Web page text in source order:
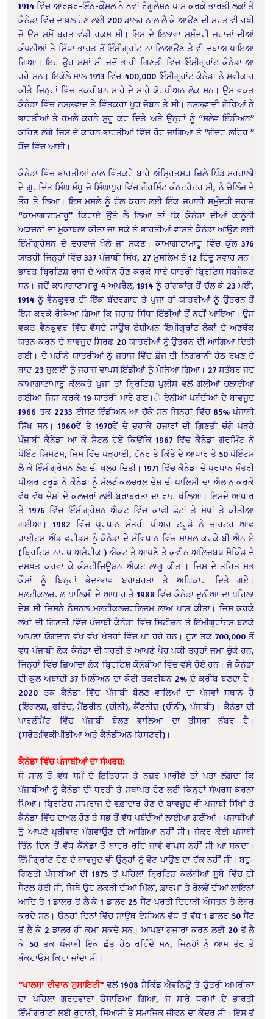
1914 ਵਿੱਚ ਆਰਡਰ-ਇੰਨ-ਕੌਂਸਲ ਨੇ ਨਵਾਂ ਰੈਗੂਲੇਸ਼ਨ ਪਾਸ ਕਰਕੇ ਭਾਰਤੀ ਲੋਕਾਂ ਤੇ
ਕੈਨੇਡਾ ਵਿੱਚ ਦਾਖ਼ਲ ਹੋਣ ਲਈ 200 ਡਾਲਰ ਨਾਲ ਲੈ ਕੇ ਆਉਣ ਦੀ ਸ਼ਰਤ ਵੀ ਰਖੀ
ਜੋ ਉਸ ਸਮੇਂ ਬਹੁਤ ਵੱਡੀ ਰਕਮ ਸੀ। ਇਸ ਦੇ ਇਲਾਵਾ ਸਮੁੰਦਰੀ ਜਹਾਜ਼ਾਂ ਦੀਆਂ
ਕੰਪਨੀਆਂ ਤੇ ਸਿੱਧਾ ਭਾਰਤ ਤੋਂ ਇੰਮੀਗ੍ਰਾਂਟ ਨਾ ਲਿਆਉਣ ਤੇ ਵੀ ਦਬਾਅ ਪਾਇਆ
ਗਿਆ। ਇਹ ਉਹ ਸਮਾਂ ਸੀ ਜਦੋਂ ਭਾਰੀ ਗਿਣਤੀ ਵਿੱਚ ਇੰਮੀਗ੍ਰਾਂਟ ਕੈਨੇਡਾ ਆ
ਰਹੇ ਸਨ। ਇਕੱਲੇ ਸਾਲ 1913 ਵਿੱਚ 400,000 ਇੰਮੀਗ੍ਰਾਂਟ ਕੈਨੇਡਾ ਨੇ ਸਵੀਕਾਰ
ਕੀਤੇ ਜਿਨ੍ਹਾਂ ਵਿੱਚ ਤਕਰੀਬਨ ਸਾਰੇ ਦੇ ਸਾਰੇ ਯੋਰਪੀਅਨ ਲੋਕ ਸਨ। ਉਸ ਵਕਤ
ਕੈਨੇਡਾ ਵਿੱਚ ਨਸਲਵਾਦ ਤੇ ਵਿੱਤਕਰਾ ਪੁਰ ਜੋਬਨ ਤੇ ਸੀ। ਨਸਲਵਾਦੀ ਗੋਰਿਆਂ ਨੇ
ਭਾਰਤੀਆਂ ਤੇ ਹਮਲੇ ਕਰਨੇ ਸ਼ੁਰੂ ਕਰ ਦਿਤੇ ਅਤੇ ਉਨ੍ਹਾਂ ਨੂੰ “ਸਲੇਵ ਇੰਡੀਅਨ”
ਕਹਿਣ ਲੱਗੇ ਜਿਸ ਦੇ ਕਾਰਨ ਭਾਰਤੀਆਂ ਵਿੱਚ ਰੋਹ ਜਾਗਿਆ ਤੇ “ਗੱਦਰ ਲਹਿਰ ”
ਹੋਂਦ ਵਿੱਚ ਆਈ।
ਕੈਨੇਡਾ ਵਿੱਚ ਭਾਰਤੀਆਂ ਨਾਲ ਵਿੱਤਕਰੇ ਬਾਰੇ ਅੰਮ੍ਰਿਤਸਰ ਜ਼ਿਲੇ ਪਿੰਡ ਸਰਹਾਲੀ
ਦੇ ਗੁਰਦਿੱਤ ਸਿੰਘ ਸੰਧੂ ਜੋ ਸਿੰਘਾਪੁਰ ਵਿੱਚ ਗੌਰਮਿੰਟ ਕੰਨਟਰੈਟਰ ਸੀ, ਨੇ ਚੈਲਿੰਜ ਦੇ
ਤੌਰ ਤੇ ਲਿਆ। ਇਸ ਮਸਲੇ ਨੂੰ ਹੱਲ ਕਰਨ ਲਈ ਇੱਕ ਜਪਾਨੀ ਸਮੁੰਦਰੀ ਜਹਾਜ਼
“ਕਾਮਾਗਾਟਾਮਾਰੂ” ਕਿਰਾਏ ਉਤੇ ਲੈ ਲਿਆ ਤਾਂ ਕਿ ਕੈਨੇਡਾ ਦੀਆਂ ਕਾਨੂੰਨੀ
ਅੜਚਨਾਂ ਦਾ ਮੁਕਾਬਲਾ ਕੀਤਾ ਜਾ ਸਕੇ ਤੇ ਭਾਰਤੀਆਂ ਵਾਸਤੇ ਕੈਨੇਡਾ ਆਉਣ ਲਈ
ਇੰਮੀਗ੍ਰੇਸ਼ਨ ਦੇ ਦਰਵਾਜ਼ੇ ਖੋਲੇ ਜਾ ਸਕਣ। ਕਾਮਾਗਾਟਾਮਾਰੂ ਵਿੱਚ ਕੁੱਲ 376
ਯਾਤਰੀ ਜਿਨ੍ਹਾਂ ਵਿੱਚ 337 ਪੰਜਾਬੀ ਸਿੱਖ, 27 ਮੁਸਲਿਮ ਤੇ 12 ਹਿੰਦੂ ਸਵਾਰ ਸਨ।
ਭਾਰਤ ਬ੍ਰਿਟਿਸ਼ ਰਾਜ ਦੇ ਅਧੀਨ ਹੋਣ ਕਰਕੇ ਸਾਰੇ ਯਾਤਰੀ ਬ੍ਰਿਟਿਸ਼ ਸਬਜੈਕਟ
ਸਨ। ਜਦੋਂ ਕਾਮਾਗਾਟਾਮਾਰੂ 4 ਅਪਰੈਲ, 1914 ਨੂੰ ਹਾਂਗਕਾਂਗ ਤੋਂ ਚੱਲ ਕੇ 23 ਮਈ,
1914 ਨੂੰ ਵੈਨਕੂਵਰ ਦੀ ਇੱਕ ਬੰਦਰਗਾਹ ਤੇ ਪੁਜਾ ਤਾਂ ਯਾਤਰੀਆਂ ਨੂੰ ਉਤਰਨ ਤੋਂ
ਇਸ ਕਰਕੇ ਰੋਕਿਆ ਗਿਆ ਕਿ ਜਹਾਜ਼ ਸਿੱਧਾ ਇੰਡੀਆਂ ਤੋਂ ਨਹੀਂ ਆਇਆ। ਉਸ
ਵਕਤ ਵੈਨਕੂਵਰ ਵਿੱਚ ਵੱਸਦੇ ਸਾਊਥ ਏਸ਼ੀਅਨ ਇੰਮੀਗ੍ਰਾਂਟ ਲੋਕਾਂ ਦੇ ਅਣਥੱਕ
ਯਤਨ ਕਰਨ ਦੇ ਬਾਵਜੂਦ ਸਿਰਫ਼ 20 ਯਾਤਰੀਆਂ ਨੂੰ ਉਤਰਨ ਦੀ ਆਗਿਆ ਦਿਤੀ
ਗਈ। ਦੋ ਮਹੀਨੇ ਯਾਤਰੀਆਂ ਨੂੰ ਜਹਾਜ਼ ਵਿੱਚ ਫ਼ੌਜ ਦੀ ਨਿਗਰਾਨੀ ਹੇਠ ਰਖਣ ਦੇ
ਬਾਦ 23 ਜੁਲਾਈ ਨੂੰ ਜਹਾਜ਼ ਵਾਪਸ ਇੰਡੀਆਂ ਨੂੰ ਮੋੜਿਆ ਗਿਆ। 27 ਸਤੰਬਰ ਜਦ
ਕਾਮਾਗਾਟਾਮਾਰੂ ਕੱਲਕਤੇ ਪੁਜਾ ਤਾਂ ਬ੍ਰਿਟਿਸ਼ ਪੁਲੀਸ ਵਲੋਂ ਗੋਲੀਆਂ ਚਲਾਈਆ
ਗਈਆ ਜਿਸ ਕਰਕੇ 19 ਯਾਤਰੀ ਮਾਰੇ ਗੲ।ੇ ਏਨੀਆਂ ਪਬੰਦੀਆਂ ਦੇ ਬਾਵਜੂਦ
1966 ਤਕ 2233 ਈਸਟ ਇੰਡੀਅਨ ਆ ਚੁੱਕੇ ਸਨ ਜਿਨ੍ਹਾਂ ਵਿੱਚ 85% ਪੰਜਾਬੀ
ਸਿੱਖ ਸਨ। 1960ਵੇਂ ਤੇ 1970ਵੇਂ ਦੇ ਦਹਾਕੇ ਹਜ਼ਾਰਾਂ ਦੀ ਗਿਣਤੀ ਚੰਗੇ ਪੜ੍ਹੇ
ਪੰਜਾਬੀ ਕੈਨੇਡਾ ਆ ਕੇ ਸੈਟਲ ਹੋਏ ਕਿਉਂਕਿ 1967 ਵਿੱਚ ਕੈਨੇਡਾ ਗੋਰਮਿੰਟ ਨੇ
ਪੋਇੰਟ ਸਿਸਟਮ, ਜਿਸ ਵਿੱਚ ਪੜ੍ਹਾਈ, ਹੁੱਨਰ ਤੇ ਕਿੱਤੇ ਦੇ ਆਧਾਰ ਤੇ 50 ਪੋਇੰਟਸ
ਲੈ ਕੇ ਇੰਮੀਗ੍ਰੇਸ਼ਨ ਲੈਣ ਦੀ ਖੁਲ੍ਹ ਦਿਤੀ। 1971 ਵਿੱਚ ਕੈਨੇਡਾ ਦੇ ਪ੍ਰਧਾਨ ਮੰਤਰੀ
ਪੀਅਰ ਟਰੂਡੋ ਨੇ ਕੈਨੇਡਾ ਨੂੰ ਮੱਲਟੀਕਲਚਰਲ ਦੇਸ਼ ਦੀ ਪਾਲਿਸੀ ਦਾ ਐਲਾਨ ਕਰਕੇ
ਵੱਖ ਵੱਖ ਦੇਸ਼ਾਂ ਦੇ ਕਲਚਰਾਂ ਲਈ ਬਰਾਬਰਤਾ ਦਾ ਰਾਹ ਖੋਲਿਆ। ਇਸਦੇ ਆਧਾਰ
ਤੇ 1976 ਵਿੱਚ ਇੰਮੀਗ੍ਰੇਸ਼ਨ ਐਕਟ ਵਿੱਚ ਕਾਫ਼ੀ ਛੋਟਾਂ ਤੇ ਸੋਧਾਂ ਤੇ ਕੀਤੀਆ
ਗਈਆ। 1982 ਵਿੱਚ ਪ੍ਰਧਾਨ ਮੰਤਰੀ ਪੀਅਰ ਟਰੂਡੋ ਨੇ ਚਾਰਟਰ ਆਫ਼
ਰਾਈਟਸ ਐਂਡ ਫਰੀਡਮ ਨੂੰ ਕੈਨੇਡਾ ਦੇ ਸੰਵਿਧਾਨ ਵਿੱਚ ਸ਼ਾਮਲ ਕਰਕੇ ਬੀ ਐਨ ਏ
(ਬ੍ਰਿਟਿਸ਼ ਨਾਰਥ ਅਮੇਰੀਕਾ) ਐਕਟ ਤੇ ਆਪਣੇ ਤੇ ਕੁਵੀਨ ਅਲਿਜ਼ਬਥ ਸੈਕਿੰਡ ਦੇ
ਦਸਖ਼ਤ ਕਰਵਾ ਕੇ ਕੰਸਟੀਚਿਊਸ਼ਨ ਐਕਟ ਲਾਗੂ ਕੀਤਾ। ਜਿਸ ਦੇ ਤਹਿਤ ਸਭ
ਕੌਮਾਂ ਨੂੰ ਬਿਨ੍ਹਾਂ ਭੇਦ-ਭਾਵ ਬਰਾਬਰਤਾ ਤੇ ਅਧਿਕਾਰ ਦਿਤੇ ਗਏ।
ਮਲਟੀਕਲਚਰਲ ਪਾਲਿਸੀ ਦੇ ਆਧਾਰ ਤੇ 1988 ਵਿੱਚ ਕੈਨੇਡਾ ਦੁਨੀਆ ਦਾ ਪਹਿਲਾ
ਦੇਸ਼ ਸੀ ਜਿਸਨੇ ਨੈਸ਼ਨਲ ਮਲਟੀਕਲਚਰਲਿਜ਼ਮ ਲਾਅ ਪਾਸ ਕੀਤਾ। ਜਿਸ ਕਰਕੇ
ਲੱਖਾਂ ਦੀ ਗਿਣਤੀ ਵਿੱਚ ਪੰਜਾਬੀ ਕੈਨੇਡਾ ਵਿੱਚ ਸਿਟੀਜ਼ਨ ਤੇ ਇੰਮੀਗ੍ਰਾਂਟਸ ਬਣਕੇ
ਆਪਣਾ ਯੋਗਦਾਨ ਵੱਖ ਵੱਖ ਖੇਤਰਾਂ ਵਿੱਚ ਪਾ ਰਹੇ ਹਨ। ਹੁਣ ਤਕ 700,000 ਤੋਂ
ਵੱਧ ਪੰਜਾਬੀ ਲੋਕ ਕੈਨੇਡਾ ਦੀ ਧਰਤੀ ਤੇ ਆਪਣੇ ਪੈਰ ਪਕੀ ਤਰ੍ਹਾਂ ਜਮਾ ਚੁੱਕੇ ਹਨ,
ਜਿਨ੍ਹਾਂ ਵਿੱਚ ਜ਼ਿਆਦਾ ਲੋਕ ਬ੍ਰਿਟਿਸ਼ ਕੋਲੰਬੀਆ ਵਿੱਚ ਵੱਸੇ ਹੋਏ ਹਨ। ਜੋ ਕੈਨੇਡਾ
ਦੀ ਕੁਲ ਅਬਾਦੀ 37 ਮਿਲੀਅਨ ਦਾ ਕੋਈ ਤਕਰੀਬਨ 2% ਦੇ ਕਰੀਬ ਬਣਦਾ ਹੈ।
2020 ਤਕ ਕੈਨੇਡਾ ਵਿੱਚ ਪੰਜਾਬੀ ਬੋਲਣ ਵਾਲਿਆਂ ਦਾ ਪੰਜਵਾਂ ਸਥਾਨ ਹੈ
(ਇੰਗਲਸ਼, ਫਰਿੰਚ, ਮੈਂਡਰੀਨ (ਚੀਨੀ), ਕੈਂਟਨੀਜ਼ (ਚੀਨੀ), ਪੰਜਾਬੀ)। ਕੈਨੇਡਾ ਦੀ
ਪਾਰਲੀਮੈਂਟ ਵਿੱਚ ਪੰਜਾਬੀ ਬੋਲਣ ਵਾਲਿਆ ਦਾ ਤੀਸਰਾ ਨੰਬਰ ਹੈ।
(ਸਰੋਤ:ਵਿਕੀਪੀਡੀਆ ਅਤੇ ਕੈਨੇਡੀਅਨ ਹਿਸਟਰੀ)।
ਕੈਨੇਡਾ ਵਿੱਚ ਪੰਜਾਬੀਆਂ ਦਾ ਸੰਘਰਸ਼:
ਸੌ ਸਾਲ ਤੋਂ ਵੱਧ ਸਮੇਂ ਦੇ ਇਤਿਹਾਸ ਤੇ ਨਜ਼ਰ ਮਾਰੀਏ ਤਾਂ ਪਤਾ ਲੱਗਦਾ ਕਿ
ਪੰਜਾਬੀਆਂ ਨੂੰ ਕੈਨੇਡਾ ਦੀ ਧਰਤੀ ਤੇ ਸਥਾਪਤ ਹੋਣ ਲਈ ਕਿਨ੍ਹਾਂ ਸੰਘਰਸ਼ ਕਰਨਾ
ਪਿਆ। ਬ੍ਰਿਟਿਸ਼ ਸਾਮਰਾਜ ਦੇ ਵਫ਼ਾਦਾਰ ਹੋਣ ਦੇ ਬਾਵਜੂਦ ਵੀ ਪੰਜਾਬੀ ਸਿੱਖਾਂ ਤੇ
ਕੈਨੇਡਾ ਵਿੱਚ ਦਾਖ਼ਲ ਹੋਣ ਤੇ ਸਭ ਤੋਂ ਵੱਧ ਪਬੰਦੀਆਂ ਲਾਈਆ ਗਈਆਂ। ਪੰਜਾਬੀਆਂ
ਨੂੰ ਆਪਣੇ ਪ੍ਰੀਵਾਰ ਮੰਗਵਾਉਣ ਦੀ ਆਗਿਆ ਨਹੀਂ ਸੀ। ਜੇਕਰ ਕੋਈ ਪੰਜਾਬੀ
ਤਿੰਨ ਦਿਨ ਤੋਂ ਵੱਧ ਕੈਨੇਡਾ ਤੋਂ ਬਾਹਰ ਰਹਿ ਜਾਵੇ ਵਾਪਸ ਨਹੀਂ ਸੀ ਆ ਸਕਦਾ।
ਇੰਮੀਗ੍ਰਾਂਟ ਹੋਣ ਦੇ ਬਾਵਜੂਦ ਵੀ ਉਨ੍ਹਾਂ ਨੂੰ ਵੋਟ ਪਾਉਣ ਦਾ ਹੱਕ ਨਹੀਂ ਸੀ। ਬਹੁ-
ਗਿਣਤੀ ਪੰਜਾਬੀਆਂ ਦੀ 1975 ਤੋਂ ਪਹਿਲਾਂ ਬ੍ਰਿਟਿਸ਼ ਕੋਲੰਬੀਆਂ ਸੂਬੇ ਵਿੱਚ ਹੀ
ਸੈਟਲ ਹੋਈ ਸੀ, ਜਿਥੇ ਉਹ ਲਕੜੀ ਦੀਆਂ ਮਿੱਲਾਂ, ਫ਼ਾਰਮਾਂ ਤੇ ਰੇਲਵੇਂ ਦੀਆਂ ਲਾਇਨਾਂ
ਆਦਿ ਤੇ 1 ਡਾਲਰ ਤੋਂ ਲੈ ਕੇ 1 ਡਾਲਰ 25 ਸੈਂਟ ਪ੍ਰਤੀ ਦਿਹਾੜੀ ਔਸਤਨ ਤੇ ਲੇਬਰ
ਕਰਦੇ ਸਨ। ਉਨ੍ਹਾਂ ਦਿਨਾਂ ਵਿੱਚ ਸਾਊਥ ਏਸ਼ੀਅਨ ਵੱਧ ਤੋਂ ਵੱਧ 1 ਡਾਲਰ 50 ਸੈਂਟ
ਤੋਂ ਲੈ ਕੇ 2 ਡਾਲਰ ਹੀ ਕਮਾ ਸਕਦੇ ਸਨ। ਆਪਣਾ ਗੁਜ਼ਾਰਾ ਕਰਨ ਲਈ 20 ਤੋਂ ਲੈ
ਕੇ 50 ਤਕ ਪੰਜਾਬੀ ਇਕੋ ਛੱਤ ਹੇਠ ਰਹਿੰਦੇ ਸਨ, ਜਿਨ੍ਹਾਂ ਨੂੰ ਆਮ ਤੋਰ ਤੇ
ਬੰਕਹਾਉਸ ਕਿਹਾ ਜਾਂਦਾ ਸੀ।
“ਖਾਲਸਾ ਦੀਵਾਨ ਸੁਸਾਇਟੀ”ਵਲੋਂ 1908 ਸੈਕਿੰਡ ਐਵਨਿਊ ਤੇ ਉਤਰੀ ਅਮਰੀਕਾ
ਦਾ ਪਹਿਲਾ ਗੁਰਦੁਵਾਰਾ ਉਸਾਰਿਆ ਗਿਆ, ਜੋ ਸਾਰੇ ਧਰਮਾਂ ਦੇ ਭਾਰਤੀ
ਇੰਮੀਗ੍ਰਾਟਾਂ ਲਈ ਰੂਹਾਨੀ, ਸਿਆਸੀ ਤੇ ਸਮਾਜਿਕ ਜੀਵਨ ਦਾ ਕੇਂਦਰ ਸੀ। ਇਸ ਤੋਂ